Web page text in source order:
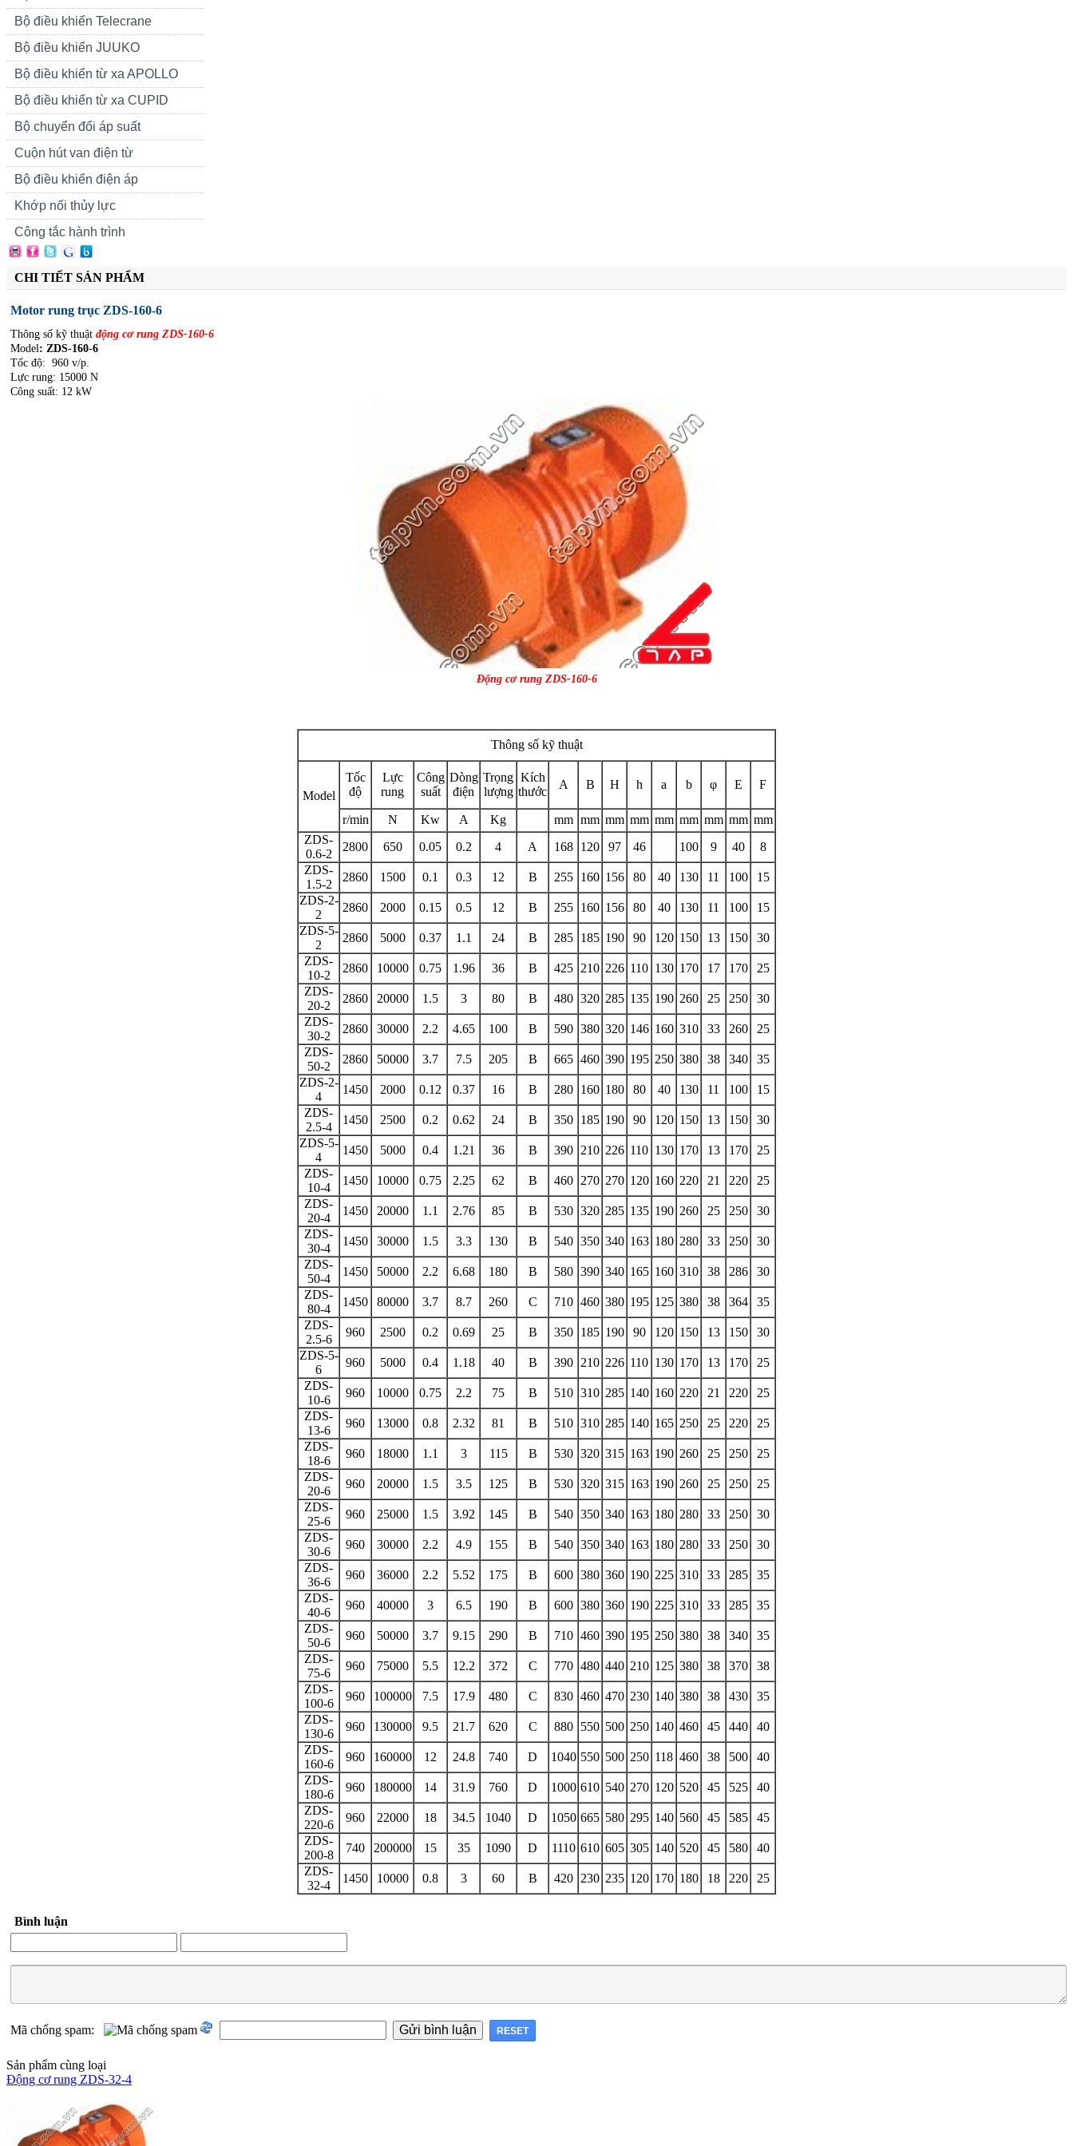
Bộ điều khiển Telecrane
Bộ điều khiển JUUKO
Bộ điều khiển từ xa APOLLO
Bộ điều khiển từ xa CUPID
Bộ chuyển đổi áp suất
Cuộn hút van điện từ
Bộ điều khiển điện áp
Khớp nối thủy lực
Công tắc hành trình
CHI TIẾT SẢN PHẨM
Motor rung trục ZDS-160-6
Thông số kỹ thuật động cơ rung ZDS-160-6
Model: ZDS-160-6
Tốc độ: 960 v/p.
Lực rung: 15000 N
Công suất: 12 kW
Động cơ rung ZDS-160-6
Thông số kỹ thuật
Model
Tốc
độ
Lực
rung
Công
suất
Dòng
điện
Trọng
lượng
Kích
thước
A B H h a b φ E F
r/min N Kw A Kg mm mm mm mm mm mm mm mm mm
ZDS-
0.6-2
2800 650 0.05 0.2 4 A 168 120 97 46 100 9 40
8
ZDS-
1.5-2
2860 1500 0.1 0.3 12 B 255 160 156 80 40 130 11 100
15
ZDS-2-
2
2860 2000 0.15 0.5 12 B 255 160 156 80 40 130 11 100
15
ZDS-5-
2
2860 5000 0.37 1.1 24 B 285 185 190 90 120 150 13 150
30
ZDS-
10-2
2860 10000 0.75 1.96 36 B 425 210 226 110 130 170 17 170
25
ZDS-
20-2
2860 20000 1.5 3 80 B 480 320 285 135 190 260 25 250
30
ZDS-
30-2
2860 30000 2.2 4.65 100 B 590 380 320 146 160 310 33 260
25
ZDS-
50-2
2860 50000 3.7 7.5 205 B 665 460 390 195 250 380 38 340
35
ZDS-2-
4
1450 2000 0.12 0.37 16 B 280 160 180 80 40 130 11 100
15
ZDS-
2.5-4
1450 2500 0.2 0.62 24 B 350 185 190 90 120 150 13 150
30
ZDS-5-
4
1450 5000 0.4 1.21 36 B 390 210 226 110 130 170 13 170
25
ZDS-
10-4
1450 10000 0.75 2.25 62 B 460 270 270 120 160 220 21 220
25
ZDS-
20-4
1450 20000 1.1 2.76 85 B 530 320 285 135 190 260 25 250
30
ZDS-
30-4
1450 30000 1.5 3.3 130 B 540 350 340 163 180 280 33 250
30
ZDS-
50-4
1450 50000 2.2 6.68 180 B 580 390 340 165 160 310 38 286
30
ZDS-
80-4
1450 80000 3.7 8.7 260 C 710 460 380 195 125 380 38 364
35
ZDS-
2.5-6
960 2500 0.2 0.69 25 B 350 185 190 90 120 150 13 150
30
ZDS-5-
6
960 5000 0.4 1.18 40 B 390 210 226 110 130 170 13 170
25
ZDS-
10-6
960 10000 0.75 2.2 75 B 510 310 285 140 160 220 21 220
25
ZDS-
13-6
960 13000 0.8 2.32 81 B 510 310 285 140 165 250 25 220
25
ZDS-
18-6
960 18000 1.1 3 115 B 530 320 315 163 190 260 25 250
25
ZDS-
20-6
960 20000 1.5 3.5 125 B 530 320 315 163 190 260 25 250
25
ZDS-
25-6
960 25000 1.5 3.92 145 B 540 350 340 163 180 280 33 250
30
ZDS-
30-6
960 30000 2.2 4.9 155 B 540 350 340 163 180 280 33 250
30
ZDS-
36-6
960 36000 2.2 5.52 175 B 600 380 360 190 225 310 33 285
35
ZDS-
40-6
960 40000 3 6.5 190 B 600 380 360 190 225 310 33 285
35
ZDS-
50-6
960 50000 3.7 9.15 290 B 710 460 390 195 250 380 38 340
35
ZDS-
75-6
960 75000 5.5 12.2 372 C 770 480 440 210 125 380 38 370
38
ZDS-
100-6
960 100000 7.5 17.9 480 C 830 460 470 230 140 380 38 430
35
ZDS-
130-6
960 130000 9.5 21.7 620 C 880 550 500 250 140 460 45 440
40
ZDS-
160-6
960 160000 12 24.8 740 D 1040 550 500 250 118 460 38 500
40
ZDS-
180-6
960 180000 14 31.9 760 D 1000 610 540 270 120 520 45 525
40
ZDS-
220-6
960 22000 18 34.5 1040 D 1050 665 580 295 140 560 45 585
45
ZDS-
200-8
740 200000 15 35 1090 D 1110 610 605 305 140 520 45 580
40
ZDS-
32-4
1450 10000 0.8 3 60 B 420 230 235 120 170 180 18 220 25
Bình luận
Mã chống spam:
Sản phẩm cùng loại
Động cơ rung ZDS-32-4